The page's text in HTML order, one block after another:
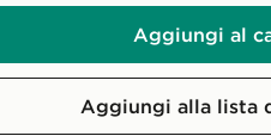
Aggiungi al
Aggiungi alla lista